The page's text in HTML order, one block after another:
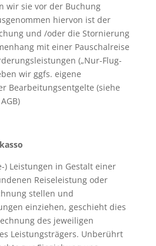
wir sie vor der Buchung
hiervon ist der
und /oder die Stornierung
mit einer Pauschalreise
(„Nur-Flug-
wir ggfs. eigene
Bearbeitungsentgelte (siehe
) Leistungen in Gestalt einer
Reiseleistung oder
stellen und
einziehen, geschieht dies
des jeweiligen
Leistungsträgers. Unberührt